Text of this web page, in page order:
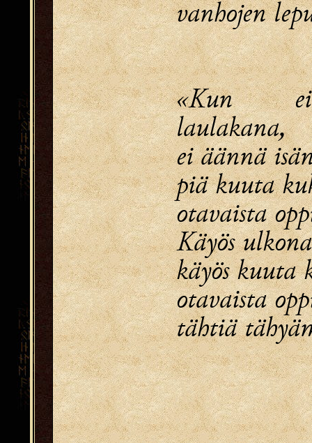
vanhojen
«Kun
laulakana,
ei äännä
piä kuuta
otavaista
Käyös
käyös kuuta
otavaista
tähtiä